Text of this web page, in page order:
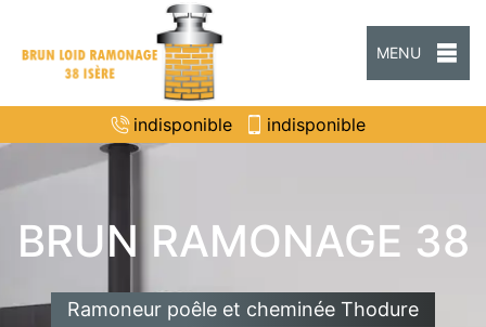
MENU
indisponible indisponible
BRUN RAMONAGE 38
Ramoneur poêle et cheminée Thodure